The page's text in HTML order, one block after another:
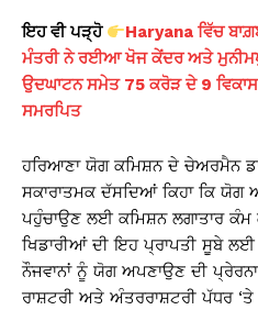
ਇਹ ਵੀ ਪੜ੍ਹੋ
Haryana ਵਿੱਚ
ਮੰਤਰੀ ਨੇ ਰਈਆ ਖੋਜ ਕੇਂਦਰ ਅਤੇ
ਉਦਘਾਟਨ ਸਮੇਤ 75 ਕਰੋੜ ਦੇ 9
ਸਮਰਪਿਤ
ਹਰਿਆਣਾ ਯੋਗ ਕਮਿਸ਼ਨ ਦੇ ਚੇਅਰਮੈਨ
ਸਕਾਰਾਤਮਕ ਦੱਸਦਿਆਂ ਕਿਹਾ ਕਿ
ਪਹੁੰਚਾਉਣ ਲਈ ਕਮਿਸ਼ਨ ਲਗਾਤਾਰ ਕੰਮ
ਖਿਡਾਰੀਆਂ ਦੀ ਇਹ ਪ੍ਰਾਪਤੀ ਸੂਬੇ
ਨੌਜਵਾਨਾਂ ਨੂੰ ਯੋਗ ਅਪਣਾਉਣ ਦੀ
ਰਾਸ਼ਟਰੀ ਅਤੇ ਅੰਤਰਰਾਸ਼ਟਰੀ ਪੱਧਰ